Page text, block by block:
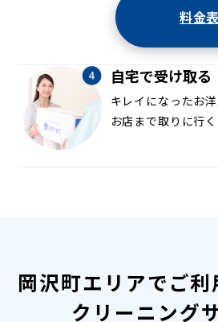
料金
自宅で受け取る
キレイになったお
お店まで取りに行
岡沢町エリアでご
クリーニング